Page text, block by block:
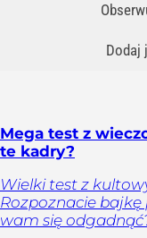
Dodaj
Mega test z
te kadry?
Wielki test z
Rozpoznacie
wam się